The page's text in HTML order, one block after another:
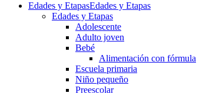
Edades y EtapasEdades y Etapas
Edades y Etapas
Adolescente
Adulto joven
Bebé
Alimentación con fórmula
Escuela primaria
Niño pequeño
Preescolar